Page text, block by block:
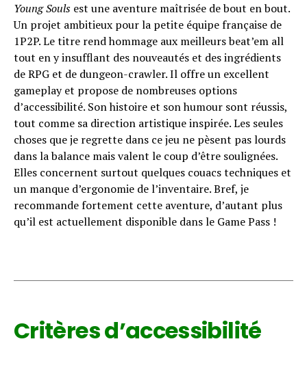
Young Souls est une aventure maîtrisée de bout en bout.
Un projet ambitieux pour la petite équipe française de
1P2P. Le titre rend hommage aux meilleurs beat’em all
tout en y insufflant des nouveautés et des ingrédients
de RPG et de dungeon-crawler. Il offre un excellent
gameplay et propose de nombreuses options
d’accessibilité. Son histoire et son humour sont réussis,
tout comme sa direction artistique inspirée. Les seules
choses que je regrette dans ce jeu ne pèsent pas lourds
dans la balance mais valent le coup d’être soulignées.
Elles concernent surtout quelques couacs techniques et
un manque d’ergonomie de l’inventaire. Bref, je
recommande fortement cette aventure, d’autant plus
qu’il est actuellement disponible dans le Game Pass !
Critères d’accessibilité